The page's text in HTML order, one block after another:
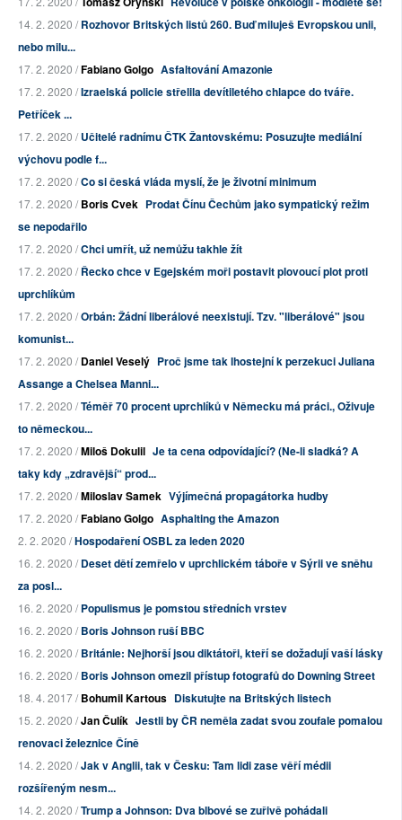
14. 2. 2020 /Rozhovor Britských listů 260. Buď miluješ Evropskou unii,
nebo milu...
17. 2. 2020 /Fabiano Golgo Asfaltování Amazonie
17. 2. 2020 /Izraelská policie střelila devítiletého chlapce do tváře.
Petříček ...
17. 2. 2020 /Učitelé radnímu ČTK Žantovskému: Posuzujte mediální
výchovu podle f...
17. 2. 2020 /Co si česká vláda myslí, že je životní minimum
17. 2. 2020 /Boris Cvek Prodat Čínu Čechům jako sympatický režim
se nepodařilo
17. 2. 2020 /Chci umřít, už nemůžu takhle žít
17. 2. 2020 /Řecko chce v Egejském moři postavit plovoucí plot proti
uprchlíkům
17. 2. 2020 /Orbán: Žádní liberálové neexistují. Tzv. "liberálové" jsou
komunist...
17. 2. 2020 /Daniel Veselý Proč jsme tak lhostejní k perzekuci Juliana
Assange a Chelsea Manni...
17. 2. 2020 /Téměř 70 procent uprchlíků v Německu má práci., Oživuje
to německou...
17. 2. 2020 /Miloš Dokulil Je ta cena odpovídající? (Ne-li sladká? A
taky kdy „zdravější“ prod...
17. 2. 2020 /Miloslav Samek Výjímečná propagátorka hudby
17. 2. 2020 /Fabiano Golgo Asphalting the Amazon
2. 2. 2020 /Hospodaření OSBL za leden 2020
16. 2. 2020 /Deset dětí zemřelo v uprchlickém táboře v Sýrii ve sněhu
za posl...
16. 2. 2020 /Populismus je pomstou středních vrstev
16. 2. 2020 /Boris Johnson ruší BBC
16. 2. 2020 /Británie: Nejhorší jsou diktátoři, kteří se dožadují vaší lásky
16. 2. 2020 /Boris Johnson omezil přístup fotografů do Downing Street
18. 4. 2017 /Bohumil Kartous Diskutujte na Britských listech
15. 2. 2020 /Jan Čulík Jestli by ČR neměla zadat svou zoufale pomalou
renovaci železnice Číně
14. 2. 2020 /Jak v Anglii, tak v Česku: Tam lidi zase věří médii
rozšířeným nesm...
14. 2. 2020 /Trump a Johnson: Dva blbové se zuřivě pohádali